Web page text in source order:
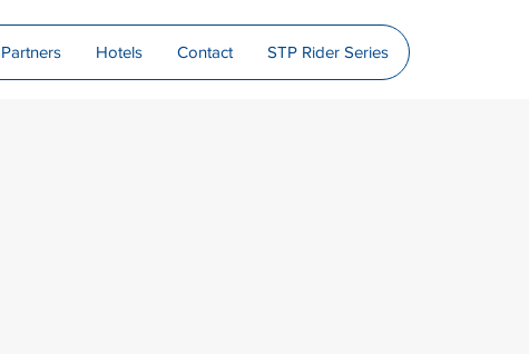
Partners Hotels Contact STP Rider Series